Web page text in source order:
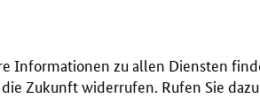
Informationen zu allen Diensten
Zukunft widerrufen. Rufen Sie